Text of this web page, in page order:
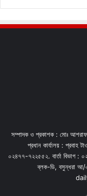
সম্পাদক ও প্রকাশক : মোঃ
প্রধান কার্যালয় : প্রবাহ
০২৪৭৭-৭২২৫৫২. বার্তা বিভাগ
ব্লক-ডি, বসুন্ধরা